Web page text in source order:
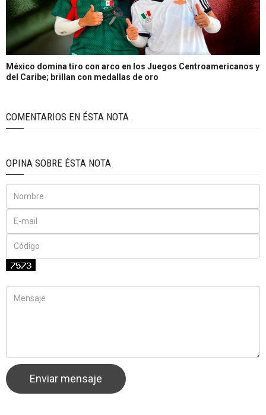
México domina tiro con arco en los Juegos Centroamericanos y
del Caribe; brillan con medallas de oro
COMENTARIOS EN ÉSTA NOTA
OPINA SOBRE ÉSTA NOTA